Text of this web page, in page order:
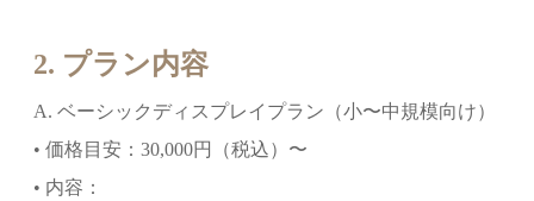
2. プラン内容
A. ベーシックディスプレイプラン（小〜中規模向け）
• 価格目安：30,000円（税込）〜
• 内容：